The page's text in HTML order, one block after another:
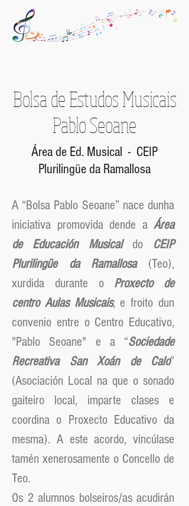
Bolsa de Estudos Musicais
Pablo Seoane
Área de Ed. Musical - CEIP
Plurilingüe da Ramallosa
A “Bolsa Pablo Seoane” nace dunha
iniciativa promovida dende a Área
de Educación Musicaldo CEIP
Plurilingüe da Ramallosa(Teo),
xurdida durante oProxecto de
centro Aulas Musicais, e froito dun
convenio entre o Centro Educativo,
"Pablo Seoane" e a “Sociedade
Recreativa San Xoán de Calo”
(Asociación Local na que o sonado
gaiteiro local, imparte clases e
coordina o Proxecto Educativo da
mesma). A este acordo, vincúlase
tamén xenerosamente o Concello de
Teo.
Os 2 alumnos bolseiros/as acudirán